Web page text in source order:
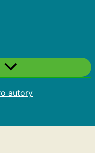
autory